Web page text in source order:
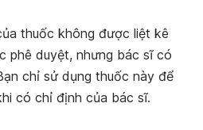
thuốc không được liệt kê
phê duyệt, nhưng bác sĩ có
chỉ sử dụng thuốc này để
có chỉ định của bác sĩ.